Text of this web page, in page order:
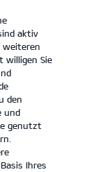
KONTAKT
aktiv
weiteren
willigen Sie
den
und
genutzt
Ihres